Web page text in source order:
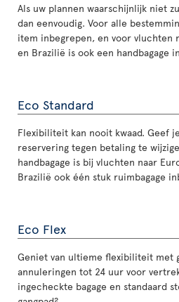
Als uw plannen waarschijnlijk niet
dan eenvoudig. Voor alle
item inbegrepen, en voor vluchten
en Brazilië is ook een handbagage
Eco Standard
Flexibiliteit kan nooit kwaad. Geef
reservering tegen betaling te
handbagage is bij vluchten naar
Brazilië ook één stuk ruimbagage
Eco Flex
Geniet van ultieme flexibiliteit met
annuleringen tot 24 uur voor
ingecheckte bagage en standaard